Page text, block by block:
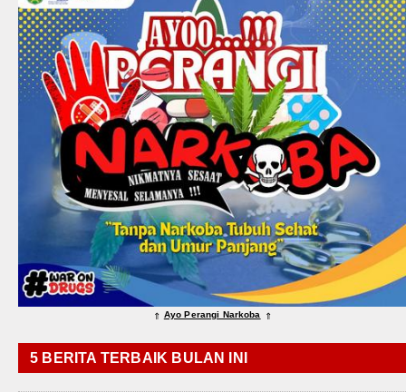
⇑ Ayo Perangi Narkoba ⇑
5 BERITA TERBAIK BULAN INI